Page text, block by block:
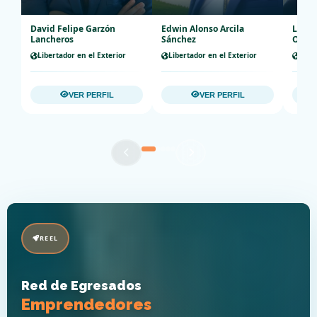
David Felipe Garzón
Lancheros
Libertador en el Exterior
VER PERFIL
Edwin Alonso Arcila
Sánchez
Libertador en el Exterior
VER PERFIL
Luis
REEL
Red de Egresados
Emprendedores